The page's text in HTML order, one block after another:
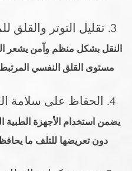
3. تقليل التوتر والقلق للمرضى وأسرهم:
النقل بشكل منظم وآمن يشعر
مستوى القلق النفسي المرتبط
4. الحفاظ على سلامة المعدات الطبية:
يضمن استخدام الأجهزة
دون تعريضها للتلف ما